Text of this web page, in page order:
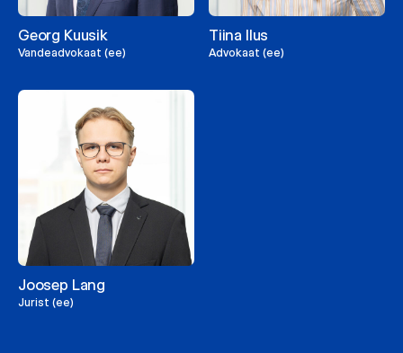
Georg Kuusik
Vandeadvokaat (ee)
Tiina Ilus
Advokaat (ee)
Joosep Lang
Jurist (ee)